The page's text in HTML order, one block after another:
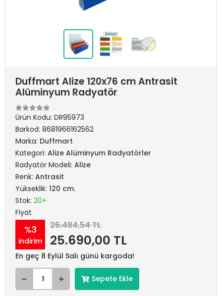
Duffmart Alize 120x76 cm Antrasit
Alüminyum Radyatör
Ürün Kodu: DR95973
Barkod: 8681966162562
Marka: Duffmart
Kategori: Alize Alüminyum Radyatörler
Radyatör Modeli: Alize
Renk: Antrasit
Yükseklik: 120 cm.
Stok: 20+
Fiyat
%3
indirim
26.484,54 TL
25.690,00 TL
En geç 8 Eylül Salı günü kargoda!
Sepete Ekle